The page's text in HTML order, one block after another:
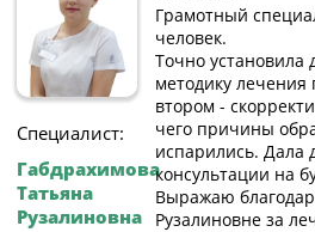
Специалист:
Габдрахимова
Татьяна
Рузалиновна
Грамотный
человек.
Точно установила
методику
втором -
чего причины
испарились. Дала
консультации на
Выражаю
Рузалиновне за